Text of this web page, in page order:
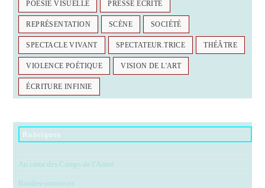
POÉSIE VISUELLE PRESSE ÉCRITE
REPRÉSENTATION SCÈNE SOCIÉTÉ
SPECTACLE VIVANT SPECTATEUR.TRICE THÉÂTRE
VIOLENCE POÉTIQUE VISION DE L'ART
ÉCRITURE INFINIE
Rubriques
Au cœur des Camps de l'Amor
Bandes-annonces